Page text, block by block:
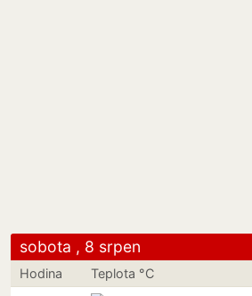
sobota , 8 srpen
Hodina Teplota °C